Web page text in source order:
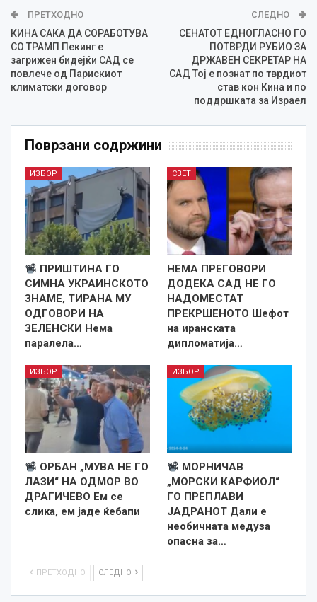
ПРЕТХОДНО
КИНА САКА ДА СОРАБОТУВА
СО ТРАМП Пекинг е
загрижен бидејќи САД се
повлече од Парискиот
климатски договор
СЛЕДНО
СЕНАТОТ ЕДНОГЛАСНО ГО
ПОТВРДИ РУБИО ЗА
ДРЖАВЕН СЕКРЕТАР НА
САД Тој е познат по тврдиот
став кон Кина и по
поддршката за Израел
Поврзани содржини
ИЗБОР
ПРИШТИНА ГО
СИМНА УКРАИНСКОТО
ЗНАМЕ, ТИРАНА МУ
ОДГОВОРИ НА
ЗЕЛЕНСКИ Нема
паралела…
СВЕТ
НЕМА ПРЕГОВОРИ
ДОДЕКА САД НЕ ГО
НАДОМЕСТАТ
ПРЕКРШЕНОТО Шефот
на иранската
дипломатија…
ИЗБОР
ОРБАН „МУВА НЕ ГО
ЛАЗИ“ НА ОДМОР ВО
ДРАГИЧЕВО Ем се
слика, ем јаде ќебапи
ИЗБОР
МОРНИЧАВ
„МОРСКИ КАРФИОЛ“
ГО ПРЕПЛАВИ
ЈАДРАНОТ Дали е
необичната медуза
опасна за…
ПРЕТХОДНО СЛЕДНО